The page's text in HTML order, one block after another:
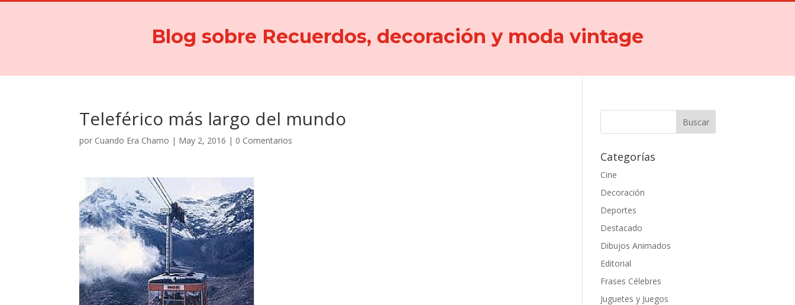
Blog sobre Recuerdos, decoración y moda vintage
Teleférico más largo del mundo
por Cuando Era Chamo | May 2, 2016 | 0 Comentarios
Categorías
Cine
Decoración
Deportes
Destacado
Dibujos Animados
Editorial
Frases Célebres
Juguetes y Juegos